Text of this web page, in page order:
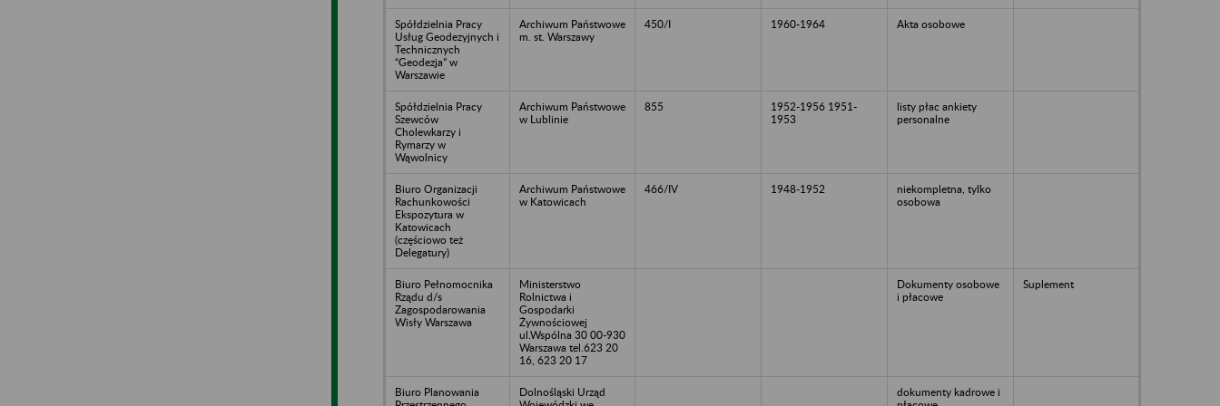
Spółdzielnia Pracy
Usług Geodezyjnych i
Technicznych
“Geodezja” w
Warszawie
Archiwum Państwowe
m. st. Warszawy
450/I 1960-1964 Akta osobowe
Spółdzielnia Pracy
Szewców
Cholewkarzy i
Rymarzy w
Wąwolnicy
Archiwum Państwowe
w Lublinie
855
1952-1956 1951-
1953
listy płac ankiety
personalne
Biuro Organizacji
Rachunkowości
Ekspozytura w
Katowicach
(częściowo też
Delegatury)
Archiwum Państwowe
w Katowicach
466/IV 1948-1952
niekompletna, tylko
osobowa
Biuro Pełnomocnika
Rządu d/s
Zagospodarowania
Wisły Warszawa
Ministerstwo
Rolnictwa i
Gospodarki
Żywnościowej
ul.Wspólna 30 00-930
Warszawa tel.623 20
16, 623 20 17
Dokumenty osobowe
i płacowe
Suplement
Biuro Planowania
Dolnośląski Urząd
dokumenty kadrowe i